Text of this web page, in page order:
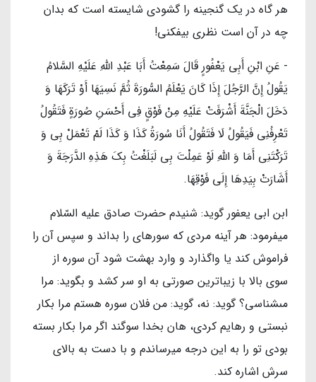
هر گاه در يك گنجينه را گشودى شايسته است كه بدان
چه در آن است نظرى بيفكنى!
- عَنِ ابْنِ أَبِي يَعْفُورٍ قَالَ سَمِعْتُ أَبَا عَبْدِ اللَّهِ عَلَیْهِ السَّلامُ
يَقُولُ‏ إِنَّ الرَّجُلَ إِذَا كَانَ يَعْلَمُ السُّورَةَ ثُمَّ نَسِيَهَا أَوْ تَرَكَهَا وَ
دَخَلَ الْجَنَّةَ أَشْرَفَتْ عَلَيْهِ مِنْ فَوْقٍ فِي أَحْسَنِ صُورَةٍ فَتَقُولُ
تَعْرِفُنِي فَيَقُولُ لَا فَتَقُولُ أَنَا سُورَةُ كَذَا وَ كَذَا لَمْ تَعْمَلْ بِي وَ
تَرَكْتَنِي أَمَا وَ اللَّهِ لَوْ عَمِلْتَ بِي لَبَلَغْتُ بِكَ هَذِهِ الدَّرَجَةَ وَ
أَشَارَتْ بِيَدِهَا إِلَى فَوْقِهَا.
ابن ابى يعفور گويد: شنيدم حضرت صادق عليه السّلام
ميفرمود: هر آينه مردى كه سوره‏اى را بداند و سپس آن را
فراموش كند يا واگذارد و وارد بهشت شود آن سوره از
سوى بالا با زيباترين صورتى به او سر كشد و بگويد: مرا
مى‏شناسى؟ گويد: نه، گويد: من فلان سوره هستم مرا بكار
نبستى و رهايم كردى، هان بخدا سوگند اگر مرا بكار بسته
بودى تو را به اين درجه ميرساندم و با دست به بالاى
سرش اشاره كند.